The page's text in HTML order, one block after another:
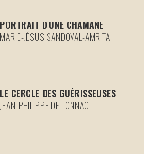
PORTRAIT D'UNE CHAMANE
MARIE-JÉSUS SANDOVAL-AMRITA
LE CERCLE DES GUÉRISSEUSES
JEAN-PHILIPPE DE TONNAC